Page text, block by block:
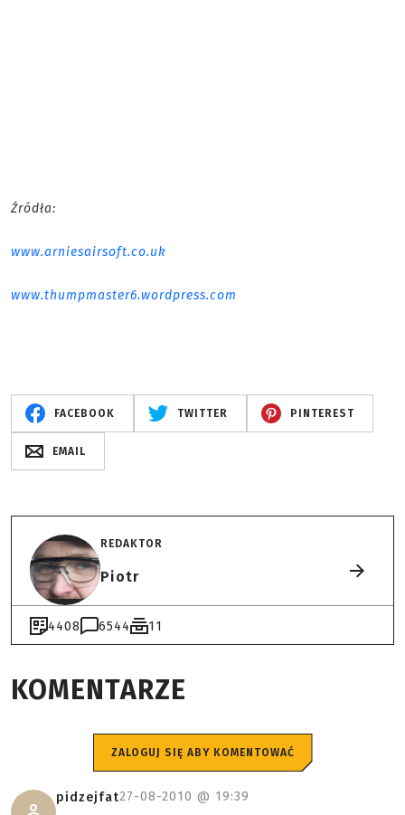
Źródła:
www.arniesairsoft.co.uk
www.thumpmaster6.wordpress.com
FACEBOOK TWITTER PINTEREST
EMAIL
REDAKTOR
Piotr
4408 6544 11
KOMENTARZE
ZALOGUJ SIĘ ABY KOMENTOWAĆ
pidzejfat27-08-2010 @ 19:39